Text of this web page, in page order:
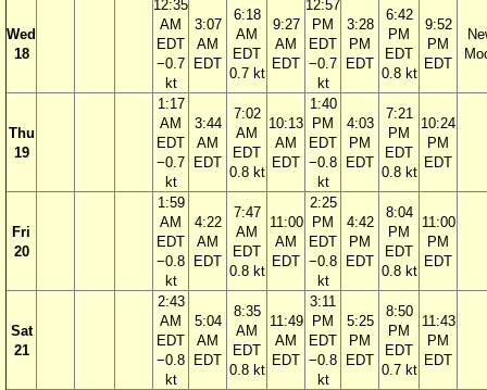
Wed
18
12:35
AM
EDT
−0.7
kt
3:07
AM
EDT
6:18
AM
EDT
0.7 kt
9:27
AM
EDT
12:57
PM
EDT
−0.7
kt
3:28
PM
EDT
6:42
PM
EDT
0.8 kt
9:52
PM
EDT
Thu
19
1:17
AM
EDT
−0.7
kt
3:44
AM
EDT
7:02
AM
EDT
0.8 kt
10:13
AM
EDT
1:40
PM
EDT
−0.8
kt
4:03
PM
EDT
7:21
PM
EDT
0.8 kt
10:24
PM
EDT
Fri
20
1:59
AM
EDT
−0.8
kt
4:22
AM
EDT
7:47
AM
EDT
0.8 kt
11:00
AM
EDT
2:25
PM
EDT
−0.8
kt
4:42
PM
EDT
8:04
PM
EDT
0.8 kt
11:00
PM
EDT
Sat
21
2:43
AM
EDT
−0.8
kt
5:04
AM
EDT
8:35
AM
EDT
0.8 kt
11:49
AM
EDT
3:11
PM
EDT
−0.8
kt
5:25
PM
EDT
8:50
PM
EDT
0.7 kt
11:43
PM
EDT